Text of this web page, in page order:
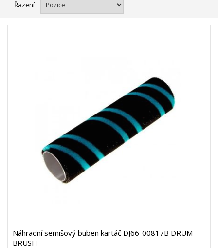
Řazení
Náhradní semišový buben kartáč DJ66-00817B DRUM
BRUSH